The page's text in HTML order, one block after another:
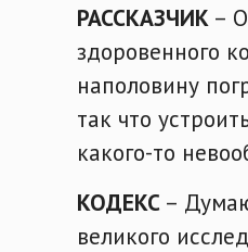
РАССКАЗЧИК –
здоровенного
наполовину
так что
какого-то
КОДЕКС –
великого